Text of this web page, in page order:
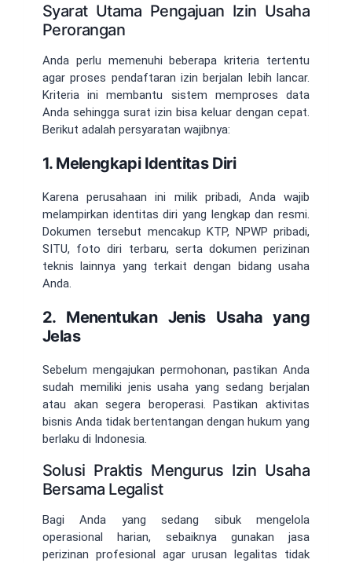
Syarat Utama Pengajuan Izin Usaha
Perorangan
Anda perlu memenuhi beberapa kriteria tertentu
agar proses pendaftaran izin berjalan lebih lancar.
Kriteria ini membantu sistem memproses data
Anda sehingga surat izin bisa keluar dengan cepat.
Berikut adalah persyaratan wajibnya:
1. Melengkapi Identitas Diri
Karena perusahaan ini milik pribadi, Anda wajib
melampirkan identitas diri yang lengkap dan resmi.
Dokumen tersebut mencakup KTP, NPWP pribadi,
SITU, foto diri terbaru, serta dokumen perizinan
teknis lainnya yang terkait dengan bidang usaha
Anda.
2. Menentukan Jenis Usaha yang
Jelas
Sebelum mengajukan permohonan, pastikan Anda
sudah memiliki jenis usaha yang sedang berjalan
atau akan segera beroperasi. Pastikan aktivitas
bisnis Anda tidak bertentangan dengan hukum yang
berlaku di Indonesia.
Solusi Praktis Mengurus Izin Usaha
Bersama Legalist
Bagi Anda yang sedang sibuk mengelola
operasional harian, sebaiknya gunakan jasa
perizinan profesional agar urusan legalitas tidak